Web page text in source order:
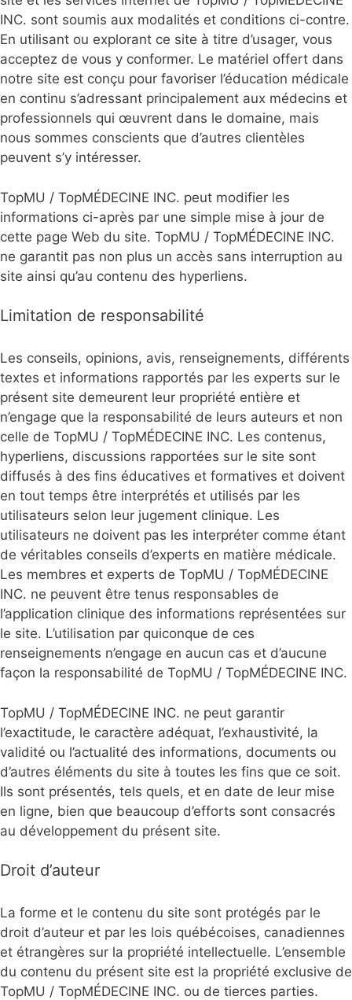
INC. sont soumis aux modalités et conditions ci-contre.
En utilisant ou explorant ce site à titre d’usager, vous
acceptez de vous y conformer. Le matériel offert dans
notre site est conçu pour favoriser l’éducation médicale
en continu s’adressant principalement aux médecins et
professionnels qui œuvrent dans le domaine, mais
nous sommes conscients que d’autres clientèles
peuvent s’y intéresser.
TopMU / TopMÉDECINE INC. peut modifier les
informations ci-après par une simple mise à jour de
cette page Web du site. TopMU / TopMÉDECINE INC.
ne garantit pas non plus un accès sans interruption au
site ainsi qu’au contenu des hyperliens.
Limitation de responsabilité
Les conseils, opinions, avis, renseignements, différents
textes et informations rapportés par les experts sur le
présent site demeurent leur propriété entière et
n’engage que la responsabilité de leurs auteurs et non
celle de TopMU / TopMÉDECINE INC. Les contenus,
hyperliens, discussions rapportées sur le site sont
diffusés à des fins éducatives et formatives et doivent
en tout temps être interprétés et utilisés par les
utilisateurs selon leur jugement clinique. Les
utilisateurs ne doivent pas les interpréter comme étant
de véritables conseils d’experts en matière médicale.
Les membres et experts de TopMU / TopMÉDECINE
INC. ne peuvent être tenus responsables de
l’application clinique des informations représentées sur
le site. L’utilisation par quiconque de ces
renseignements n’engage en aucun cas et d’aucune
façon la responsabilité de TopMU / TopMÉDECINE INC.
TopMU / TopMÉDECINE INC. ne peut garantir
l’exactitude, le caractère adéquat, l’exhaustivité, la
validité ou l’actualité des informations, documents ou
d’autres éléments du site à toutes les fins que ce soit.
Ils sont présentés, tels quels, et en date de leur mise
en ligne, bien que beaucoup d’efforts sont consacrés
au développement du présent site.
Droit d’auteur
La forme et le contenu du site sont protégés par le
droit d’auteur et par les lois québécoises, canadiennes
et étrangères sur la propriété intellectuelle. L’ensemble
du contenu du présent site est la propriété exclusive de
TopMU / TopMÉDECINE INC. ou de tierces parties.